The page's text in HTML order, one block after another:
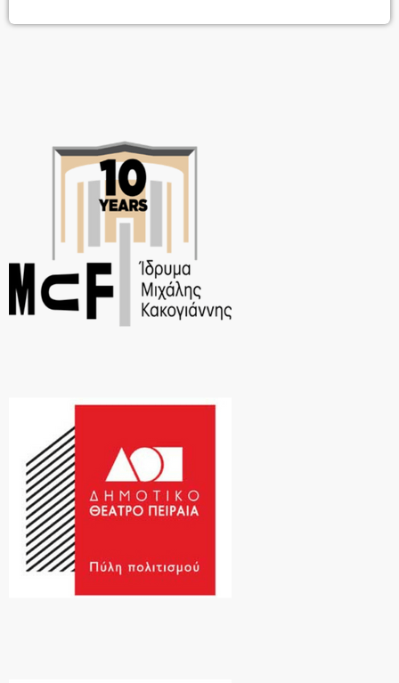
blame on me’, ‘Big Spender’, ‘I wanna be loved by you’, ‘Diamonds are